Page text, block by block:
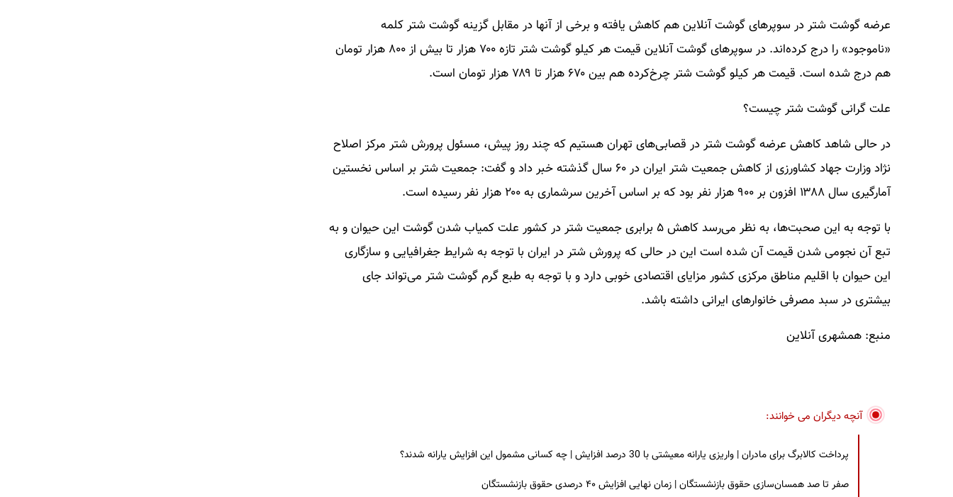
عرضه گوشت شتر در سوپرهای گوشت‌ آنلاین هم کاهش یافته و برخی از آنها در مقابل گزینه گوشت شتر کلمه
«ناموجود» را درج کرده‌اند. در سوپرهای گوشت‌ آنلاین قیمت هر کیلو گوشت شتر تازه ۷۰۰ هزار تا بیش از ۸۰۰ هزار تومان
هم درج شده است. قیمت هر کیلو گوشت شتر چرخ‌کرده هم بین ۶۷۰ هزار تا ۷۸۹ هزار تومان است.
علت گرانی گوشت شتر چیست؟
در حالی شاهد کاهش عرضه گوشت شتر در قصابی‌های تهران هستیم که چند روز پیش، مسئول پرورش شتر مرکز اصلاح
نژاد وزارت جهاد کشاورزی از کاهش جمعیت شتر ایران در ۶۰ سال گذشته خبر داد و گفت: جمعیت شتر بر اساس نخستین
آمارگیری سال ۱۳۸۸ افزون بر ۹۰۰ هزار نفر بود که بر اساس آخرین سرشماری به ۲۰۰ هزار نفر رسیده است.
با توجه به این صحبت‌ها، به نظر می‌رسد کاهش ۵ برابری جمعیت شتر در کشور علت کمیاب شدن گوشت این حیوان و به
تبع آن نجومی شدن قیمت آن شده است این در حالی که پرورش شتر در ایران با توجه به شرایط جغرافیایی و سازگاری
این حیوان با اقلیم مناطق مرکزی کشور مزایای اقتصادی خوبی دارد و با توجه به طبع گرم گوشت شتر می‌تواند جای
بیشتری در سبد مصرفی خانوارهای ایرانی داشته باشد.
منبع: همشهری آنلاین
آنچه دیگران می خوانند:
پرداخت کالابرگ برای مادران | واریزی یارانه معیشتی با 30 درصد افزایش | چه کسانی مشمول این افزایش یارانه شدند؟
صفر تا صد همسان‌سازی حقوق بازنشستگان | زمان نهایی افزایش ۴۰ درصدی حقوق بازنشستگان